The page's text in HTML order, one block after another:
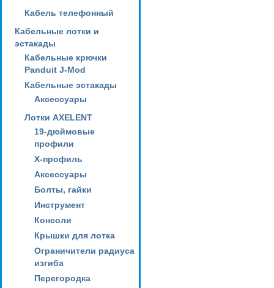
Кабель телефонный
Кабельные лотки и
эстакады
Кабельные крючки
Panduit J-Mod
Кабельные эстакады
Аксессуары
Лотки AXELENT
19-дюймовые
профили
X-профиль
Аксессуары
Болты, гайки
Инструмент
Консоли
Крышки для лотка
Ограничители радиуса
изгиба
Перегородка